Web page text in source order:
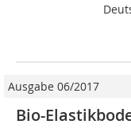
Ausgabe 06/2017
Bio-